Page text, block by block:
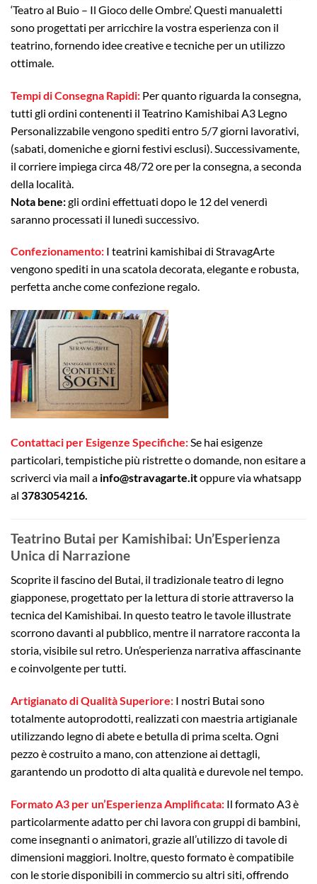
‘Teatro al Buio – Il Gioco delle Ombre’. Questi manualetti
sono progettati per arricchire la vostra esperienza con il
teatrino, fornendo idee creative e tecniche per un utilizzo
ottimale.
Tempi di Consegna Rapidi: Per quanto riguarda la consegna,
tutti gli ordini contenenti il Teatrino Kamishibai A3 Legno
Personalizzabile vengono spediti entro 5/7 giorni lavorativi,
(sabati, domeniche e giorni festivi esclusi). Successivamente,
il corriere impiega circa 48/72 ore per la consegna, a seconda
della località.
Nota bene:gli ordini effettuati dopo le 12 del venerdì
saranno processati il lunedì successivo.
Confezionamento: I teatrini kamishibai di StravagArte
vengono spediti in una scatola decorata, elegante e robusta,
perfetta anche come confezione regalo.
Contattaci per Esigenze Specifiche:Se hai esigenze
particolari, tempistiche più ristrette o domande, non esitare a
scriverci via mail a info@stravagarte.itoppure via whatsapp
al 3783054216.
Teatrino Butai per Kamishibai: Un’Esperienza
Unica di Narrazione
Scoprite il fascino del Butai, il tradizionale teatro di legno
giapponese, progettato per la lettura di storie attraverso la
tecnica del Kamishibai. In questo teatro le tavole illustrate
scorrono davanti al pubblico, mentre il narratore racconta la
storia, visibile sul retro. Un’esperienza narrativa affascinante
e coinvolgente per tutti.
Artigianato di Qualità Superiore: I nostri Butai sono
totalmente autoprodotti, realizzati con maestria artigianale
utilizzando legno di abete e betulla di prima scelta. Ogni
pezzo è costruito a mano, con attenzione ai dettagli,
garantendo un prodotto di alta qualità e durevole nel tempo.
Formato A3 per un’Esperienza Amplificata: Il formato A3 è
particolarmente adatto per chi lavora con gruppi di bambini,
come insegnanti o animatori, grazie all’utilizzo di tavole di
dimensioni maggiori. Inoltre, questo formato è compatibile
con le storie disponibili in commercio su altri siti, offrendo